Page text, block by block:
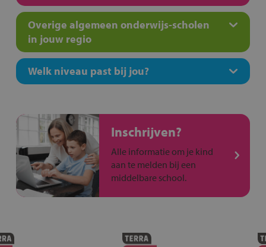
Overige algemeen onderwijs-scholen
in jouw regio
Welk niveau past bij jou?
Inschrijven?
Alle informatie om je kind
aan te melden bij een
middelbare school.